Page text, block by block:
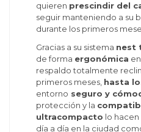
quieren prescindir del
seguir manteniendo a su
durante los primeros
Gracias a su sistema nest
de forma ergonómica en
respaldo totalmente
primeros meses, hasta
entorno seguro y
protección y la
ultracompacto lo
día a día en la ciudad